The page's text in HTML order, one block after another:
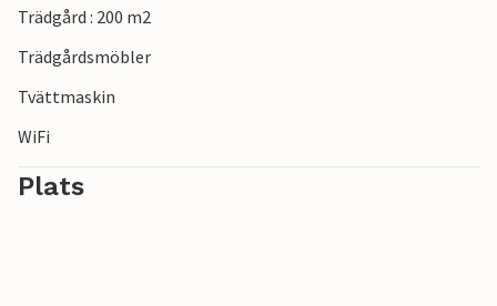
Trädgård : 200 m2
Trädgårdsmöbler
Tvättmaskin
WiFi
Plats